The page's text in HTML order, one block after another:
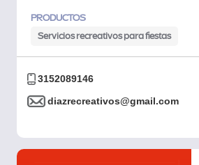
PRODUCTOS
Servicios recreativos para fiestas
3152089146
diazrecreativos@gmail.com